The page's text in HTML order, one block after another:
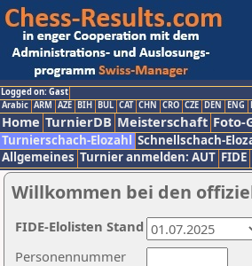
Logged on: Gast
Arabic ARM AZE BIH BUL CAT CHN CRO CZE DEN ENG
Home TurnierDB Meisterschaft Foto-
Turnierschach-Elozahl Schnellschach-
Allgemeines Turnier anmelden: AUT FIDE
Willkommen bei den
Personennummer
FIDE-Elolisten Stand